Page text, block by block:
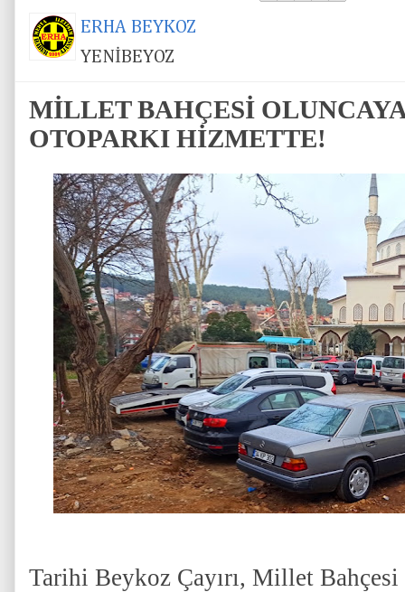
ERHA BEYKOZ
YENİBEYOZ
MİLLET BAHÇESİ
OTOPARKI HİZMETTE!
Tarihi Beykoz Çayırı, Millet